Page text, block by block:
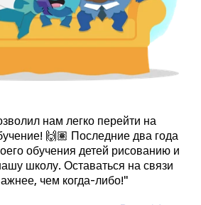
нам легко перейти на
🙌🏽 Последние два года
обучения детей рисованию и
школу. Оставаться на связи
чем когда-либо!"